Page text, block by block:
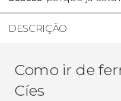
DESCRIÇÃO
Como ir de
Cíes